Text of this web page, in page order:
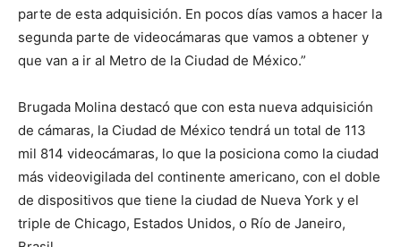
parte de esta adquisición. En pocos días vamos a hacer la
segunda parte de videocámaras que vamos a obtener y
que van a ir al Metro de la Ciudad de México.”
Brugada Molina destacó que con esta nueva adquisición
de cámaras, la Ciudad de México tendrá un total de 113
mil 814 videocámaras, lo que la posiciona como la ciudad
más videovigilada del continente americano, con el doble
de dispositivos que tiene la ciudad de Nueva York y el
triple de Chicago, Estados Unidos, o Río de Janeiro,